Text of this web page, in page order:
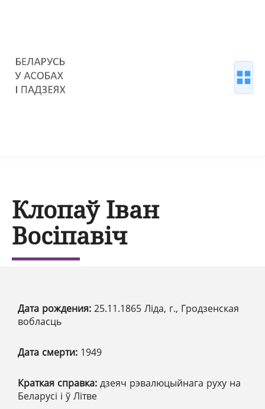
Клопаў Іван
Восіпавіч
Дата рождения: 25.11.1865 Ліда, г., Гродзенская
вобласць
Дата смерти: 1949
Краткая справка: дзеяч рэвалюцыйнага руху на
Беларусі і ў Літве